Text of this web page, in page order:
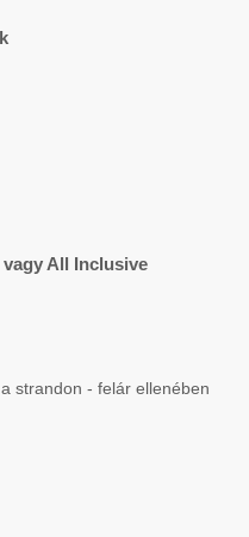
All Inclusive
strandon - felár ellenében